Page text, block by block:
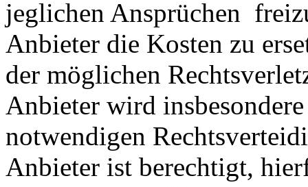
jeglichen Ansprüchen
Anbieter die Kosten zu
der möglichen
Anbieter wird
notwendigen
Anbieter ist berechtigt,